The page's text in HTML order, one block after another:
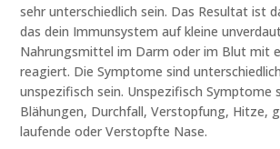
sehr unterschiedlich sein. Das Resultat ist
das dein Immunsystem auf kleine
Nahrungsmittel im Darm oder im Blut mit
reagiert. Die Symptome sind
unspezifisch sein. Unspezifisch Symptome
Blähungen, Durchfall, Verstopfung, Hitze,
laufende oder Verstopfte Nase.